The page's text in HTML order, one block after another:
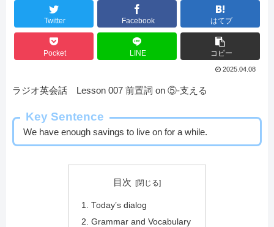
Twitter Facebook はてブ
Pocket LINE コピー
2025.04.08
ラジオ英会話 Lesson 007 前置詞 on ⑤-支える
Key Sentence
We have enough savings to live on for a while.
目次
Today’s dialog
Grammar and Vocabulary